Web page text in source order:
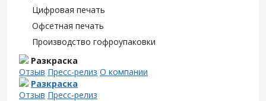
Цифровая печать
Офсетная печать
Производство гофроупаковки
Разкраска
Отзыв Пресс-релиз О компании
Разкраска
Отзыв Пресс-релиз